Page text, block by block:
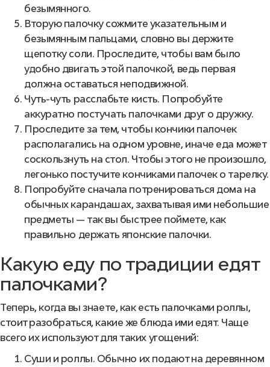
безымянного.
Вторую палочку сожмите указательным и
безымянным пальцами, словно вы держите
щепотку соли. Проследите, чтобы вам было
удобно двигать этой палочкой, ведь первая
должна оставаться неподвижной.
Чуть-чуть расслабьте кисть. Попробуйте
аккуратно постучать палочками друг о дружку.
Проследите за тем, чтобы кончики палочек
располагались на одном уровне, иначе еда может
соскользнуть на стол. Чтобы этого не произошло,
легонько постучите кончиками палочек о тарелку.
Попробуйте сначала потренироваться дома на
обычных карандашах, захватывая ими небольшие
предметы — так вы быстрее поймете, как
правильно держать японские палочки.
Какую еду по традиции едят
палочками?
Теперь, когда вы знаете, как есть палочками роллы,
стоит разобраться, какие же блюда ими едят. Чаще
всего их используют для таких угощений:
Суши и роллы. Обычно их подают на деревянном